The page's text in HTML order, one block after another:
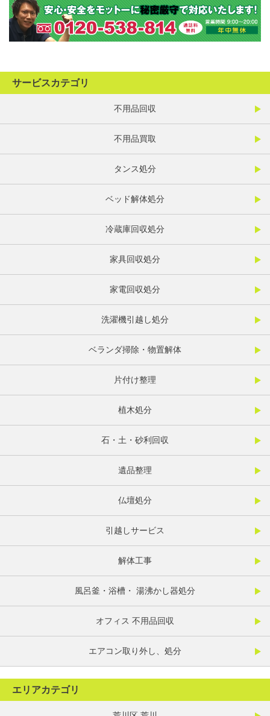
サービスカテゴリ
不用品回収
不用品買取
タンス処分
ベッド解体処分
冷蔵庫回収処分
家具回収処分
家電回収処分
洗濯機引越し処分
ベランダ掃除・物置解体
片付け整理
植木処分
石・土・砂利回収
遺品整理
仏壇処分
引越しサービス
解体工事
風呂釜・浴槽・ 湯沸かし器処分
オフィス 不用品回収
エアコン取り外し、処分
エリアカテゴリ